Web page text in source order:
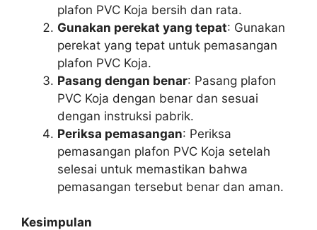
plafon PVC Koja bersih dan rata.
Gunakan perekat yang tepat: Gunakan
perekat yang tepat untuk pemasangan
plafon PVC Koja.
Pasang dengan benar: Pasang plafon
PVC Koja dengan benar dan sesuai
dengan instruksi pabrik.
Periksa pemasangan: Periksa
pemasangan plafon PVC Koja setelah
selesai untuk memastikan bahwa
pemasangan tersebut benar dan aman.
Kesimpulan